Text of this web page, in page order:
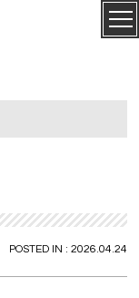
ル・グ
ラース
POSTED IN : 2026.04.24